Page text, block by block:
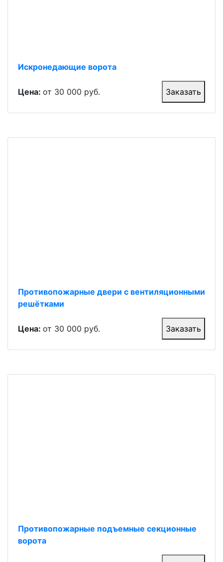
Искронедающие ворота
Цена: от 30 000 руб. Заказать
Противопожарные двери с вентиляционными
решётками
Цена: от 30 000 руб. Заказать
Противопожарные подъемные секционные
ворота